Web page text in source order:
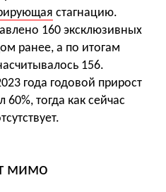
стагнацию.
160 эксклюзивных
ранее, а по итогам
156.
года годовой прирост
60%, тогда как сейчас
мимо